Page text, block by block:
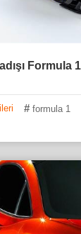
Formula
# formula 1